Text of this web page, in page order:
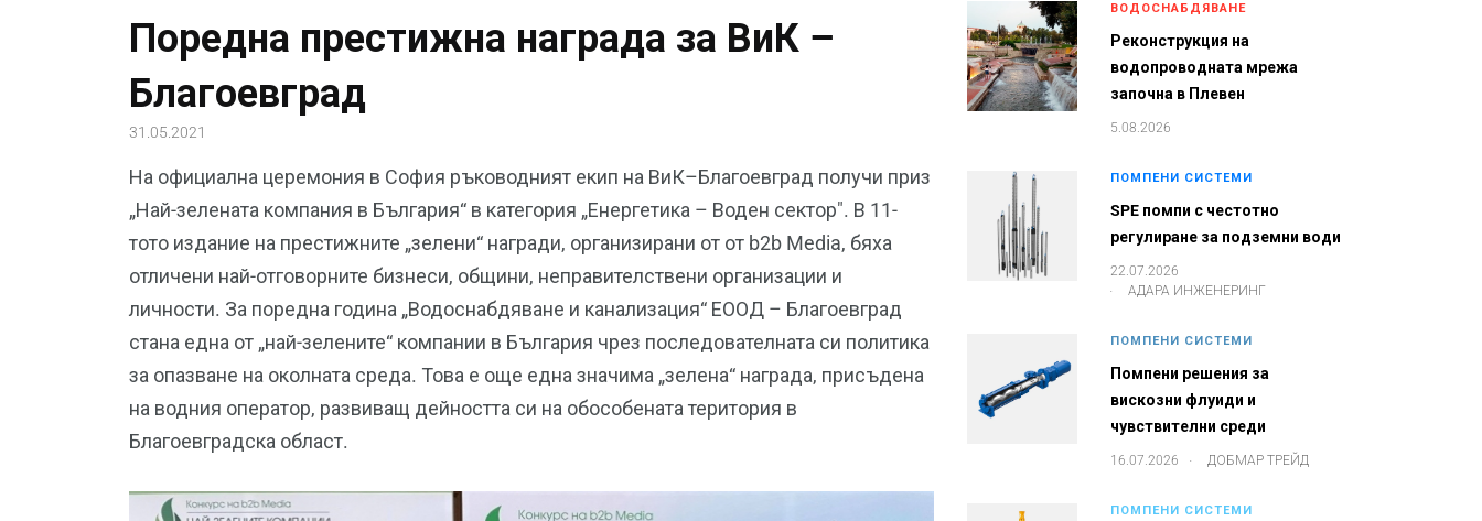
Поредна престижна награда за ВиК –
Благоевград
31.05.2021
На официална церемония в София ръководният екип на ВиК–Благоевград получи приз
„Най-зелената компания в България“ в категория „Енергетика – Воден сектор". В 11-
тото издание на престижните „зелени“ награди, организирани от от b2b Media, бяха
отличени най-отговорните бизнеси, общини, неправителствени организации и
личности. За поредна година „Водоснабдяване и канализация“ ЕООД – Благоевград
стана една от „най-зелените“ компании в България чрез последователната си политика
за опазване на околната среда. Това е още една значима „зелена“ награда, присъдена
на водния оператор, развиващ дейността си на обособената територия в
Благоевградска област.
ВОДОСНАБДЯВАНЕ
Реконструкция на
водопроводната мрежа
започна в Плевен
5.08.2026
ПОМПЕНИ СИСТЕМИ
SPE помпи с честотно
регулиране за подземни води
22.07.2026
.
АДАРА ИНЖЕНЕРИНГ
ПОМПЕНИ СИСТЕМИ
Помпени решения за
вискозни флуиди и
чувствителни среди
16.07.2026 . ДОБМАР ТРЕЙД
ПОМПЕНИ СИСТЕМИ